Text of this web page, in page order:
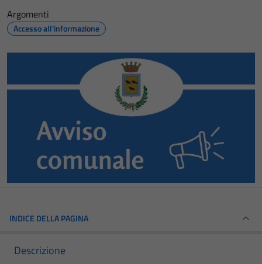
Argomenti
Accesso all'informazione
INDICE DELLA PAGINA
Descrizione